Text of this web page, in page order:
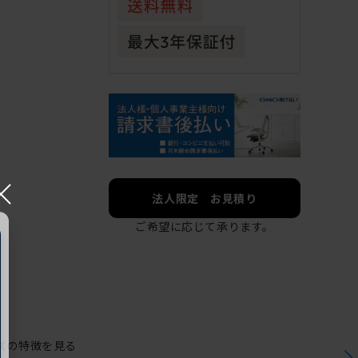
法人限定 お見積り
ご希望に応じて承ります。
の特徴を見る